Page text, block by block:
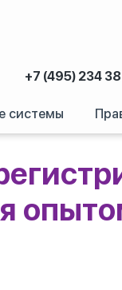
+7 (495) 234
системыза